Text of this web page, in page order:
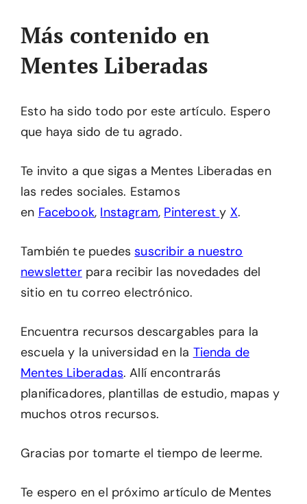
Más contenido en
Mentes Liberadas
Esto ha sido todo por este artículo. Espero
que haya sido de tu agrado.
Te invito a que sigas a Mentes Liberadas en
las redes sociales. Estamos
en Facebook, Instagram, Pinteresty X.
También te puedessuscribir a nuestro
newsletterpara recibir las novedades del
sitio en tu correo electrónico.
Encuentra recursos descargables para la
escuela y la universidad en la Tienda de
Mentes Liberadas. Allí encontrarás
planificadores, plantillas de estudio, mapas y
muchos otros recursos.
Gracias por tomarte el tiempo de leerme.
Te espero en el próximo artículo de Mentes